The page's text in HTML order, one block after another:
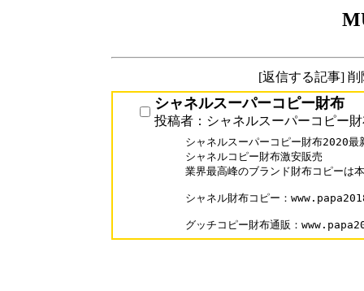
[返信する記事]
シャネルスーパーコピー財布
投稿者：シャネルスーパーコピー
シャネルスーパーコピー財布2020最
シャネルコピー財布激安販売
業界最高峰のブランド財布コピーは
シャネル財布コピー：
グッチコピー財布通販：